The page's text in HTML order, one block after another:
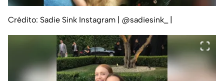
Crédito: Sadie Sink Instagram | @sadiesink_